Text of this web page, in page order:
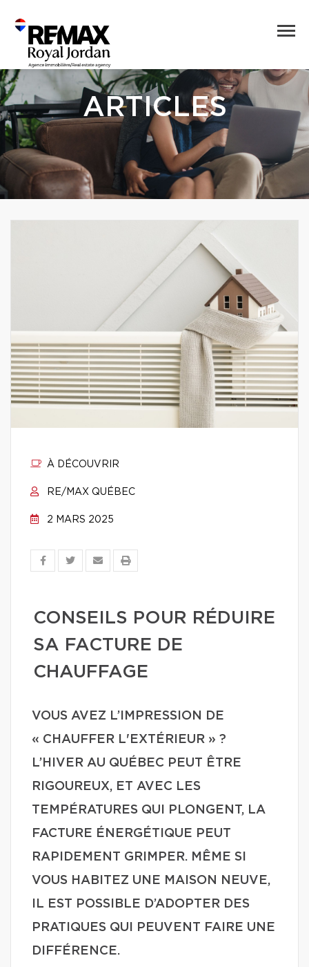
ARTICLES
À DÉCOUVRIR
RE/MAX QUÉBEC
2 MARS 2025
CONSEILS POUR RÉDUIRE
SA FACTURE DE
CHAUFFAGE
VOUS AVEZ L’IMPRESSION DE
« CHAUFFER L'EXTÉRIEUR » ?
L’HIVER AU QUÉBEC PEUT ÊTRE
RIGOUREUX, ET AVEC LES
TEMPÉRATURES QUI PLONGENT, LA
FACTURE ÉNERGÉTIQUE PEUT
RAPIDEMENT GRIMPER. MÊME SI
VOUS HABITEZ UNE MAISON NEUVE,
IL EST POSSIBLE D’ADOPTER DES
PRATIQUES QUI PEUVENT FAIRE UNE
DIFFÉRENCE.